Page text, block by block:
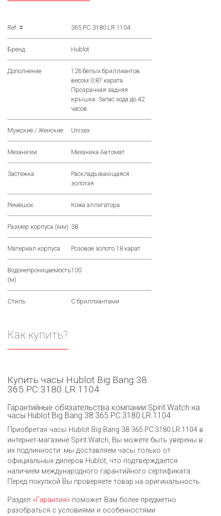
Ref. # 365.PC.3180.LR.1104
Бренд Hublot
Дополнение
126 белых бриллиантов
весом 0,87 карата.
Прозрачная задняя
крышка. Запас хода до 42
часов.
Мужские / Женские Unisex
Механизм Механика Автомат
Застежка
Раскладывающаяся
золотая
Ремешок Кожа аллигатора
Размер корпуса (мм) 38
Материал корпуса Розовое золото 18 карат
Водонепроницаемость
(м)
100
Стиль С бриллиантами
Как купить?
Купить часы Hublot Big Bang 38
365.PC.3180.LR.1104
Гарантийные обязательства компании Spirit.Watch на
часы Hublot Big Bang 38 365.PC.3180.LR.1104
Приобретая часы Hublot Big Bang 38 365.PC.3180.LR.1104 в
интернет-магазине Spirit.Watch, Вы можете быть уверены в
их подлинности: мы доставляем часы только от
официальных дилеров Hublot, что подтверждается
наличием международного гарантийного сертификата.
Перед покупкой Вы проверяете товар на оригинальность.
Раздел «Гарантия» поможет Вам более предметно
разобраться с условиями и особенностями